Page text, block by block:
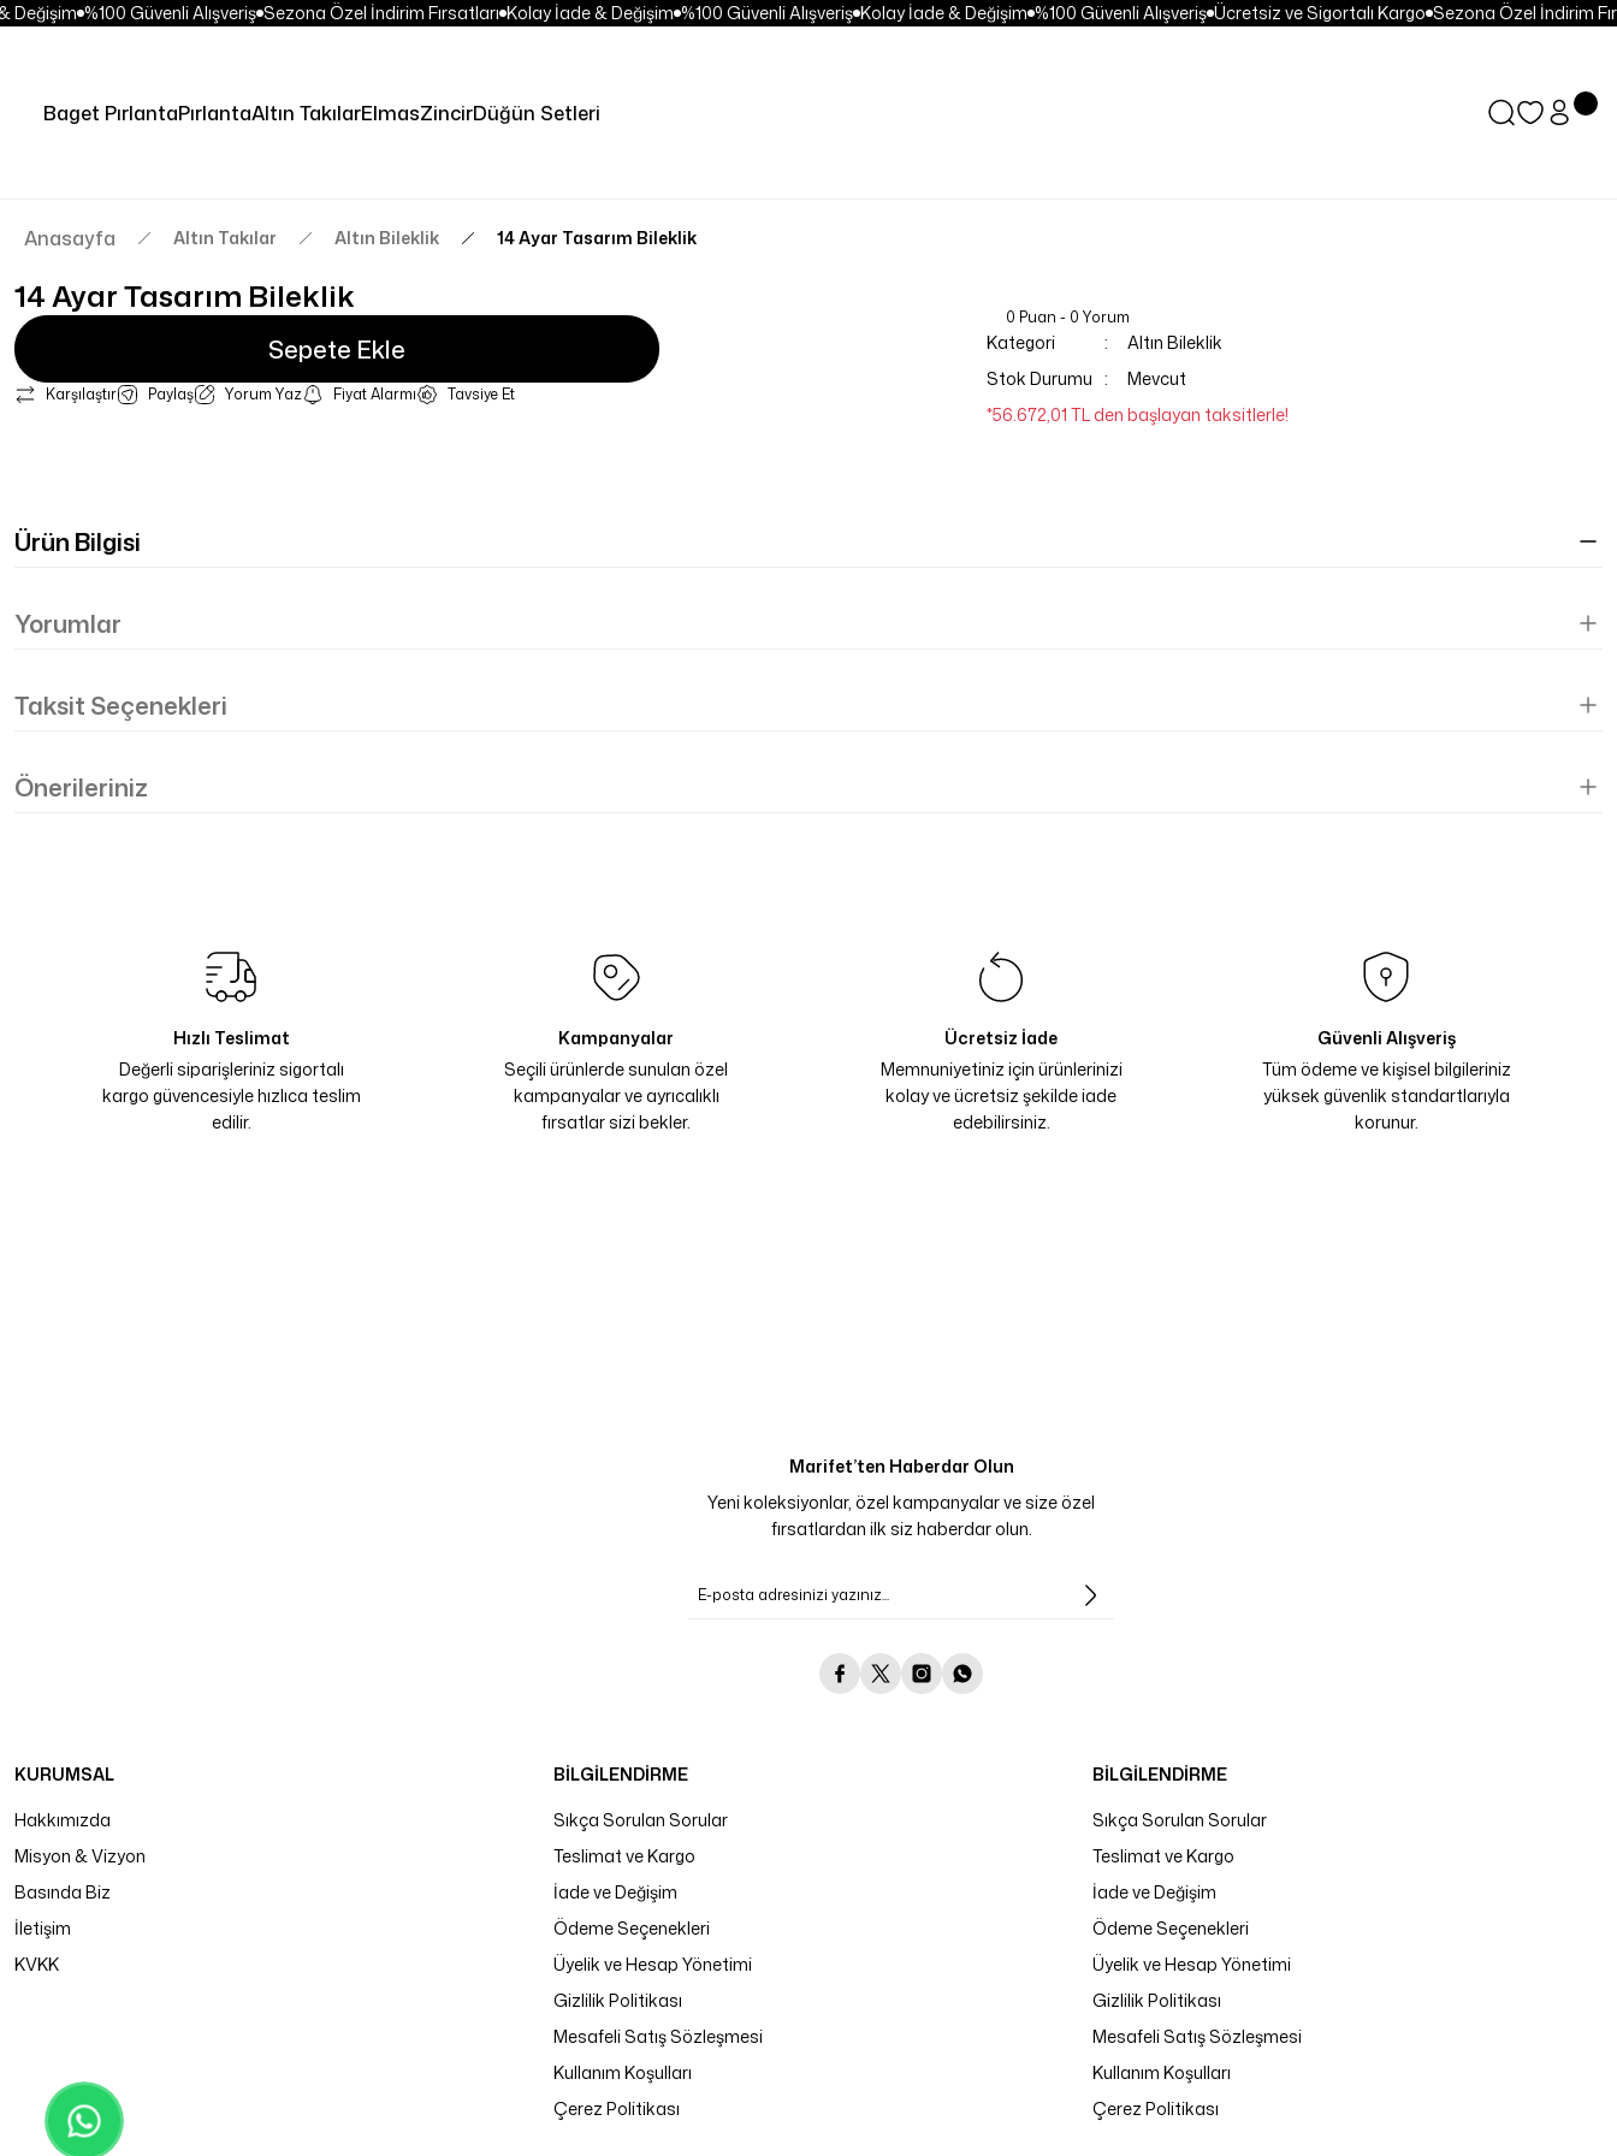
%100 Güvenli Alışveriş Sezona Özel İndirim Fırsatları Kolay İade & Değişim %100 Güvenli Alışveriş Kolay İade & Değişim %100 Güvenli Alışveriş Ücretsiz ve Sigortalı Kargo Sezona Özel İndirim
Baget PırlantaPırlantaAltın TakılarElmasZincirDüğün Setleri
Anasayfa Altın Takılar Altın Bileklik 14 Ayar Tasarım Bileklik
14 Ayar Tasarım Bileklik
Sepete Ekle
Karşılaştır Paylaş Yorum Yaz Fiyat Alarmı Tavsiye Et
0 Puan - 0 Yorum
Kategori
Altın Bileklik
Stok Durumu
Mevcut
*56.672,01 TL den başlayan taksitlerle!
Ürün Bilgisi
Yorumlar
Taksit Seçenekleri
Önerileriniz
Hızlı Teslimat
Değerli siparişleriniz sigortalı
kargo güvencesiyle hızlıca teslim
edilir.
Kampanyalar
Seçili ürünlerde sunulan özel
kampanyalar ve ayrıcalıklı
fırsatlar sizi bekler.
Ücretsiz İade
Memnuniyetiniz için ürünlerinizi
kolay ve ücretsiz şekilde iade
edebilirsiniz.
Güvenli Alışveriş
Tüm ödeme ve kişisel bilgileriniz
yüksek güvenlik standartlarıyla
korunur.
Marifet’ten Haberdar Olun
Yeni koleksiyonlar, özel kampanyalar ve size özel
fırsatlardan ilk siz haberdar olun.
KURUMSAL
Hakkımızda
Misyon & Vizyon
Basında Biz
İletişim
KVKK
BİLGİLENDİRME
Sıkça Sorulan Sorular
Teslimat ve Kargo
İade ve Değişim
Ödeme Seçenekleri
Üyelik ve Hesap Yönetimi
Gizlilik Politikası
Mesafeli Satış Sözleşmesi
Kullanım Koşulları
Çerez Politikası
BİLGİLENDİRME
Sıkça Sorulan Sorular
Teslimat ve Kargo
İade ve Değişim
Ödeme Seçenekleri
Üyelik ve Hesap Yönetimi
Gizlilik Politikası
Mesafeli Satış Sözleşmesi
Kullanım Koşulları
Çerez Politikası